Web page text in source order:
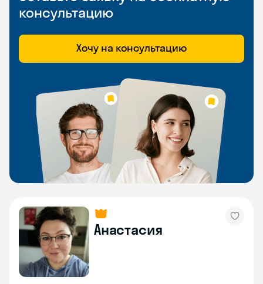
консультацию
Хочу на консультацию
Анастасия